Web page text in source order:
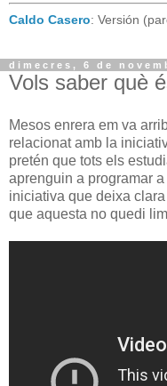
Caldo Casero: Versión
dimecres, 6 de
Vols saber què
Mesos enrera em va
relacionat amb la
pretén que tots els
aprenguin a programar
iniciativa que deixa
que aquesta no quedi